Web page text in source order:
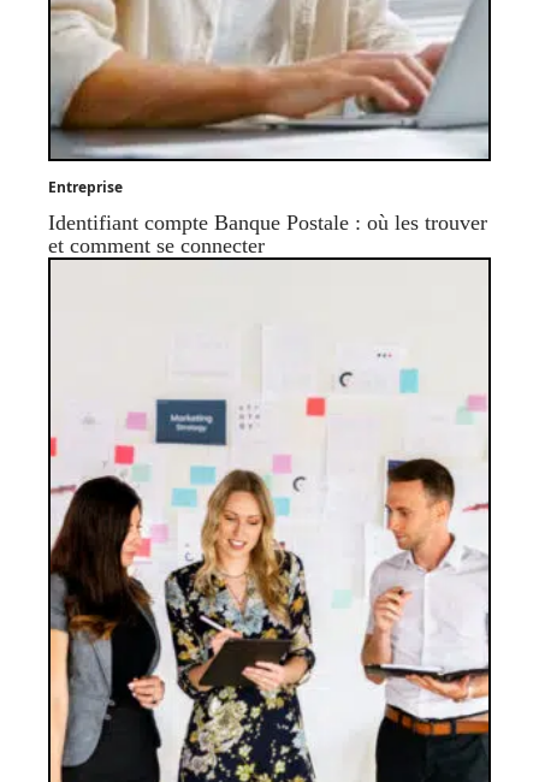
Entreprise
Identifiant compte Banque Postale : où les trouver
et comment se connecter